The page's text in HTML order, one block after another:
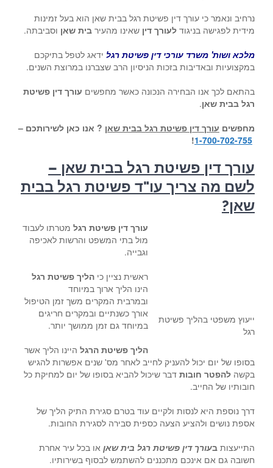
נרחיב ונאמר כי עורך דין פשיטת רגל בבית שאן הוא בעל זמינות
מידית לפגישה בניגוד לעורך דין שאינו מהעיר בית שאן וסביבתה.
מלכא ושות' משרד עורכי דין פשיטת רגל ידאג לטפל בתיקכם
במקצועיות ובאדיבות בזכות הניסיון הרב שצברנו במרוצת השנים.
בהתאם לכך אנו הבחירה הנכונה כאשר מחפשים עורך דין פשיטת
רגל בבית שאן.
מחפשים עורך דין פשיטת רגל בבית שאן ? אנו כאן לשירותכם –
1-700-702-755
!
עורך דין פשיטת רגל בבית שאן –
לשם מה צריך עו"ד פשיטת רגל בבית
שאן?
ייעוץ משפטי בהליך פשיטת
רגל
עורך דין פשיטת רגל מטרתו לעבוד
מול בתי המשפט והרשות לאכיפה
וגבייה.
ראשית נציין כי הליך פשיטת רגל
הינו הליך ארוך במיוחד
ובמרבית המקרים משך זמן הטיפול
אורך כשנתיים ובמקרים חריגים
במיוחד גם זמן ממושך יותר.
הליך פשיטת הרגל היינו הליך אשר
בסופו של יום יכול להעניק לחייב לאחר מס' שנים אפשרות להגיש
בקשה להפטר חובות דבר שיכול להביא בסופו של יום למחיקת כל
חובותיו של החייב.
דרך נוספת היא לנסות ולקיים עוד בטרם סגירת התיק הליך של
אספת נושים ולהציע הצעה כספית סבירה לסגירת החובות.
התייעצות בעורך דין פשיטת רגל בית שאן או בכל עיר אחרת
חשובה גם אם אינכם מתכננים להשתמש לבסוף בשירותיו.